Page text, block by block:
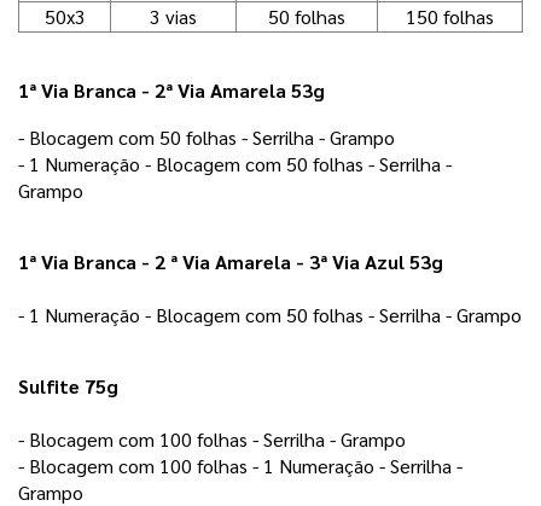
50x3
3 vias 50 folhas 150 folhas
1ª Via Branca - 2ª Via Amarela 53g
- Blocagem com 50 folhas - Serrilha - Grampo
- 1 Numeração - Blocagem com 50 folhas - Serrilha -
Grampo
1ª Via Branca - 2 ª Via Amarela - 3ª Via Azul 53g
- 1 Numeração - Blocagem com 50 folhas - Serrilha - Grampo
Sulfite 75g
- Blocagem com 100 folhas - Serrilha - Grampo
- Blocagem com 100 folhas - 1 Numeração - Serrilha -
Grampo